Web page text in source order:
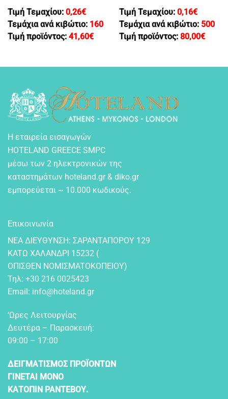
Τιμή Τεμαχίου: 0,26€
Τεμάχια ανά κιβώτιο: 160
Τιμή προϊόντος: 41,60€
Τιμή Τεμαχίου: 0,16€
Τεμάχια ανά κιβώτιο: 500
Τιμή προϊόντος: 80,00€
Η εταιρεία εισαγωγών
HOTELAND GREECE SMPC
μέσω των 2 ηλεκτρονικών της
καταστημάτων hoteland.gr & diko.gr
εμπορεύεται ~ 10.000 κωδικούς.
Επικοινωνία
NEA ΔIEYΘYNΣH: ΣAPANTAΠOPOY 129
KATΩ XAΛANΔPI 15232 (
OΠIΣΘEN NOMIΣMATOKOΠEIOY)
Τηλ: +30 216 0025423
Email: info@hoteland.gr
‘Ωρες Λειτουργίας
Δευτέρα – Παρασκευή:
09:00 – 17:00
ΔΕΙΓΜΑΤΙΣΜΟΣ ΠΡΟΪΟΝΤΩΝ
ΓΙΝΕΤΑΙ ΜΟΝΟ
ΚΑΤΟΠΙΝ ΡΑΝΤΕΒΟΥ.